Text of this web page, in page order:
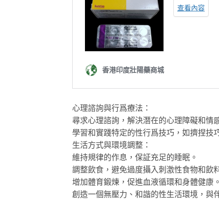
心理諮詢與行爲療法：
尋求心理諮詢，解決潛在的心理障礙和情
學習和實踐特定的性行爲技巧，如擠捏技
生活方式與環境調整：
維持規律的作息，保証充足的睡眠。
調整飲食，避免過度攝入刺激性食物和飲
增加體育鍛煉，促進血液循環和身體健康。
創造一個無壓力、和諧的性生活環境，與